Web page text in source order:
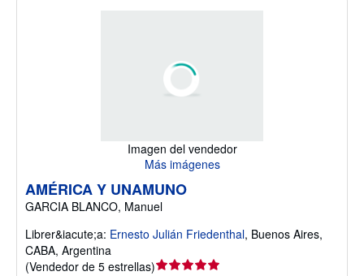
Imagen del vendedor
Más imágenes
AMÉRICA Y UNAMUNO
GARCIA BLANCO, Manuel
Librer&iacute;a: Ernesto Julián Friedenthal, Buenos Aires,
CABA, Argentina
(Vendedor de 5 estrellas)Calificación